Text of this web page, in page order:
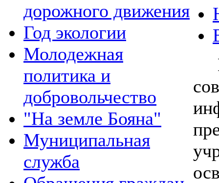
дорожного движения
Год экологии
Молодежная
политика и
добровольчество
"На земле Бояна"
Муниципальная
служба